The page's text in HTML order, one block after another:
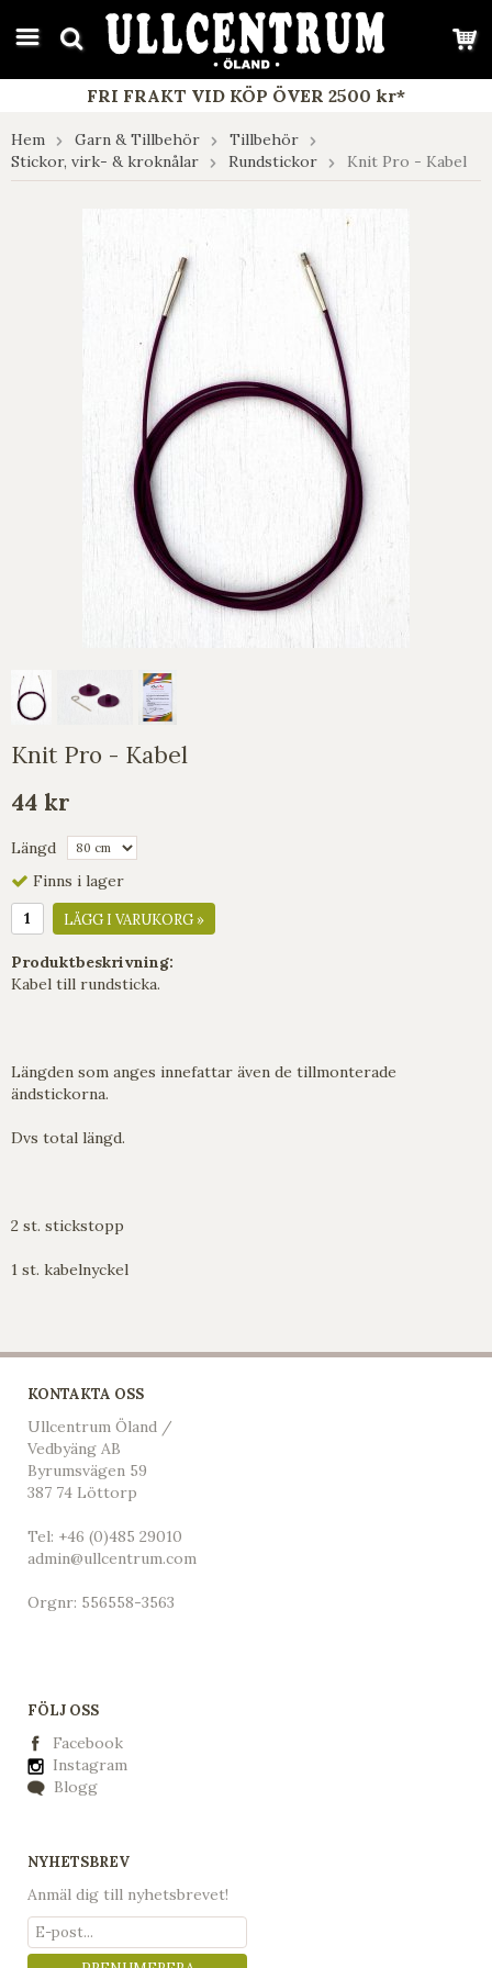
google-site-verification: google7e4b1026db5d9f32.html
FRI FRAKT VID KÖP ÖVER 2500 kr*
Hem Garn & Tillbehör
Tillbehör
Stickor, virk- & kroknålar
Rundstickor Knit Pro - Kabel
Knit Pro - Kabel
44 kr
Längd
Finns i lager
LÄGG I VARUKORG »
Produktbeskrivning:
Kabel till rundsticka.
Längden som anges innefattar även de tillmonterade
ändstickorna.
Dvs total längd.
2 st. stickstopp
1 st. kabelnyckel
KONTAKTA OSS
Ullcentrum Öland /
Vedbyäng AB
Byrumsvägen 59
387 74 Löttorp
Tel: +46 (0)485 29010
admin@ullcentrum.com
Orgnr: 556558-3563
FÖLJ OSS
Facebook
Instagram
Blogg
NYHETSBREV
Anmäl dig till nyhetsbrevet!